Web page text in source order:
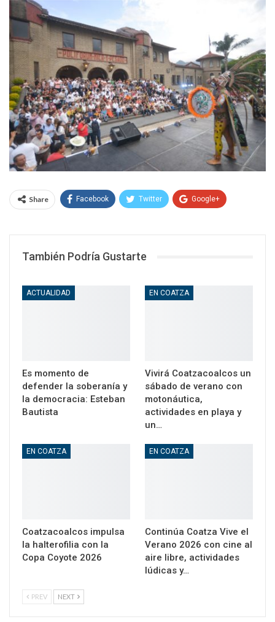
Share Facebook Twitter Google+
También Podría Gustarte
ACTUALIDAD
Es momento de
defender la soberanía y
la democracia: Esteban
Bautista
EN COATZA
Vivirá Coatzacoalcos un
sábado de verano con
motonáutica,
actividades en playa y
un…
EN COATZA
Coatzacoalcos impulsa
la halterofilia con la
Copa Coyote 2026
EN COATZA
Continúa Coatza Vive el
Verano 2026 con cine al
aire libre, actividades
lúdicas y…
PREV NEXT